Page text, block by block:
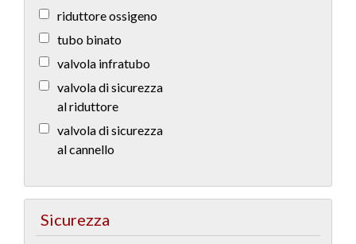
riduttore ossigeno
tubo binato
valvola infratubo
valvola di sicurezza
al riduttore
valvola di sicurezza
al cannello
Sicurezza